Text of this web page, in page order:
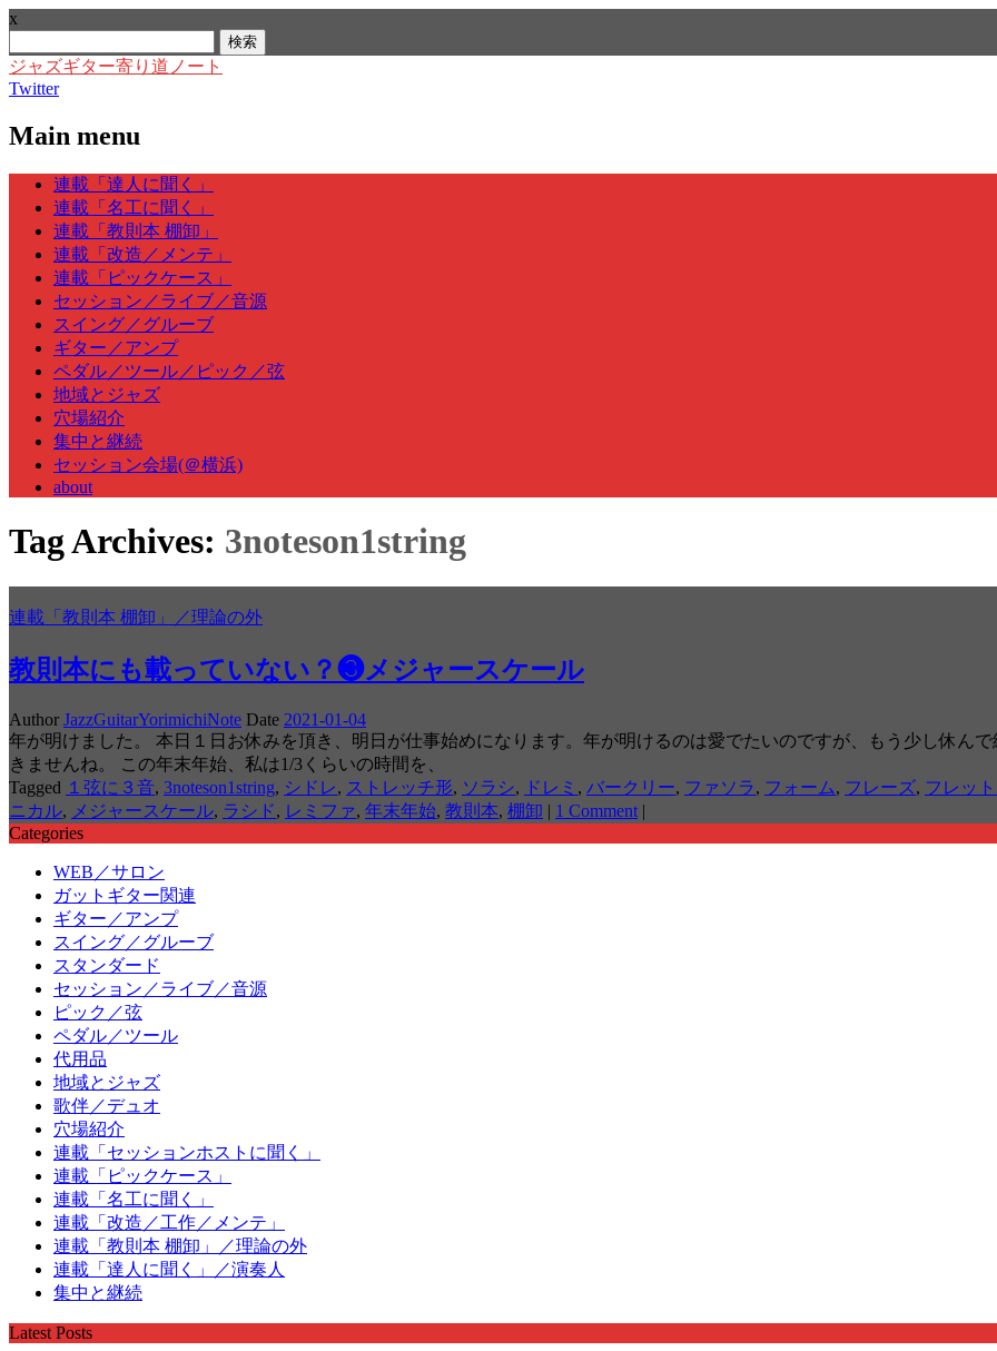
x
索:
ジャズギター寄り道ノート
Twitter
Main menu
Skip
content
連載「達人に聞く」
連載「名工に聞く」
連載「教則本 棚卸」
連載「改造／メンテ」
連載「ピックケース」
セッション／ライブ／音源
スイング／グルーブ
ギター／アンプ
ペダル／ツール／ピック／弦
地域とジャズ
穴場紹介
集中と継続
セッション会場(＠横浜)
about
Tag Archives: 3noteson1string
連載「教則本 棚卸」／理論の外
教則本にも載っていない？❸メジャースケール
Author JazzGuitarYorimichiNote Date 2021-01-04
年が明けました。 本日１日お休みを頂き、明日が仕事始めになります。年が明けるのは愛でたいのですが、もう少し休ん
きませんね。 この年末年始、私は1/3くらいの時間を、
Tagged １弦に３音, 3noteson1string, シドレ, ストレッチ形, ソラシ, ドレミ , バークリー, ファソラ, フォーム, フレーズ, フレッ
ニカル, メジャースケール, ラシド, レミファ, 年末年始, 教則本, 棚卸 | 1 Comment |
Categories
WEB／サロン
ガットギター関連
ギター／アンプ
スイング／グルーブ
スタンダード
セッション／ライブ／音源
ピック／弦
ペダル／ツール
代用品
地域とジャズ
歌伴／デュオ
穴場紹介
連載「セッションホストに聞く」
連載「ピックケース」
連載「名工に聞く」
連載「改造／工作／メンテ」
連載「教則本 棚卸」／理論の外
連載「達人に聞く」／演奏人
集中と継続
Latest Posts